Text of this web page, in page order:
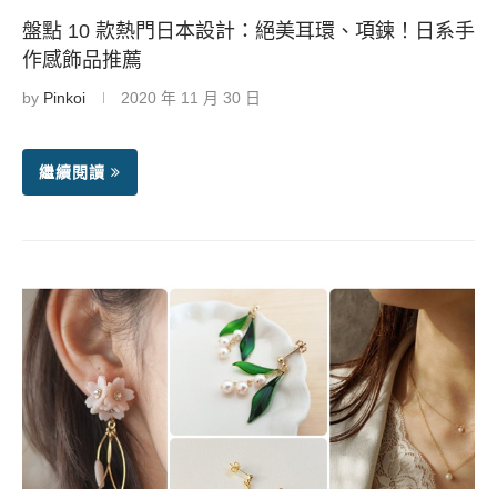
盤點 10 款熱門日本設計：絕美耳環、項鍊！日系手
作感飾品推薦
by Pinkoi 2020 年 11 月 30 日
繼續閱讀